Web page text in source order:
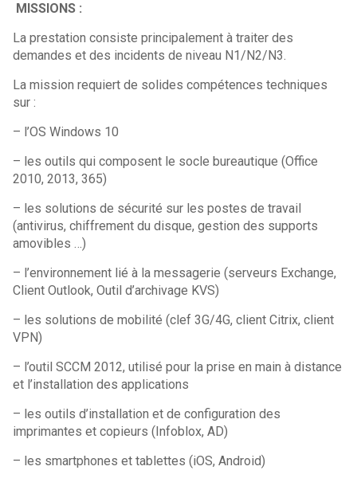
MISSIONS :
La prestation consiste principalement à traiter des
demandes et des incidents de niveau N1/N2/N3.
La mission requiert de solides compétences techniques
sur :
– l’OS Windows 10
– les outils qui composent le socle bureautique (Office
2010, 2013, 365)
– les solutions de sécurité sur les postes de travail
(antivirus, chiffrement du disque, gestion des supports
amovibles …)
– l’environnement lié à la messagerie (serveurs Exchange,
Client Outlook, Outil d’archivage KVS)
– les solutions de mobilité (clef 3G/4G, client Citrix, client
VPN)
– l’outil SCCM 2012, utilisé pour la prise en main à distance
et l’installation des applications
– les outils d’installation et de configuration des
imprimantes et copieurs (Infoblox, AD)
– les smartphones et tablettes (iOS, Android)